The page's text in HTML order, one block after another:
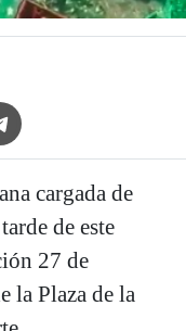
Icon
cargada de
de este
27 de
la Plaza de la